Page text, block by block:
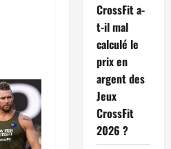
CrossFit a-
t-il mal
calculé le
prix en
argent des
Jeux
CrossFit
2026 ?